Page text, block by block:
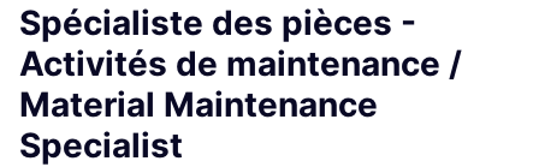
Spécialiste des pièces -
Activités de maintenance /
Material Maintenance
Specialist